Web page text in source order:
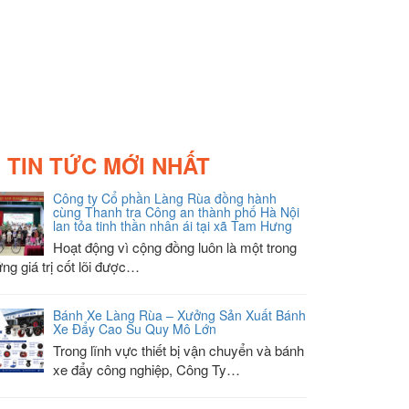
TIN TỨC MỚI NHẤT
Công ty Cổ phần Làng Rùa đồng hành
cùng Thanh tra Công an thành phố Hà Nội
lan tỏa tinh thần nhân ái tại xã Tam Hưng
Hoạt động vì cộng đồng luôn là một trong
giá trị cốt lõi được…
Bánh Xe Làng Rùa – Xưởng Sản Xuất Bánh
Xe Đẩy Cao Su Quy Mô Lớn
Trong lĩnh vực thiết bị vận chuyển và bánh
xe đẩy công nghiệp, Công Ty…